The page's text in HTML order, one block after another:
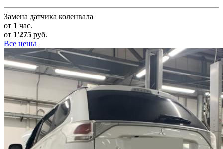
Замена датчика коленвала
от 1 час.
от 1'275 руб.
Все цены